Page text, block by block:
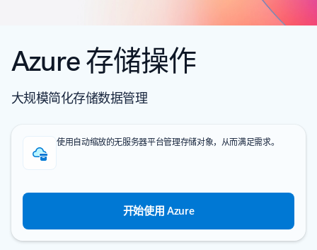
Azure 存储操作
大规模简化存储数据管理
使用自动缩放的无服务器平台管理存储对象，从而满足需求。
开始使用 Azure